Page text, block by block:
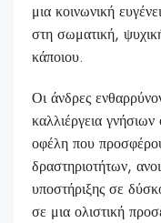
μια κοινωνική
στη σωματική,
κάποιου.
Οι άνδρες
καλλιέργεια
οφέλη που
δραστηριοτήτων,
υποστήριξης σε
σε μια ολιστική